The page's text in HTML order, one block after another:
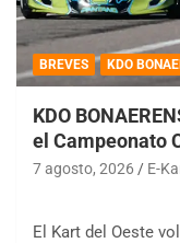
BREVES KDO
KDO
el Campeonato
7 agosto, 2026 E-
El Kart del Oeste